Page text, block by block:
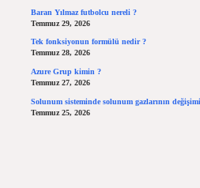
Baran Yılmaz futbolcu nereli ?
Temmuz 29, 2026
Tek fonksiyonun formülü nedir ?
Temmuz 28, 2026
Azure Grup kimin ?
Temmuz 27, 2026
Solunum sisteminde solunum gazlarının
Temmuz 25, 2026